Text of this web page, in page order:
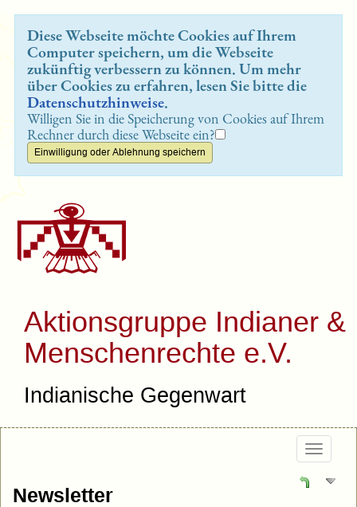
Diese Webseite möchte Cookies auf Ihrem
Computer speichern, um die Webseite
zukünftig verbessern zu können. Um mehr
über Cookies zu erfahren, lesen Sie bitte die
Datenschutzhinweise.
Willigen Sie in die Speicherung von Cookies auf Ihrem
Rechner durch diese Webseite ein?
Aktionsgruppe Indianer &
Menschenrechte e.V.
Indianische Gegenwart
Newsletter